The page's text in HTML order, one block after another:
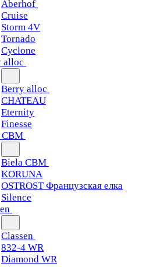
Aberhof
Cruise
Storm 4V
Tornado
Сyclone
alloc
Berry alloc
CHATEAU
Eternity
Finesse
Biela CBM
KORUNA
OSTROST Французская елка
Silence
Classen
832-4 WR
Diamond WR